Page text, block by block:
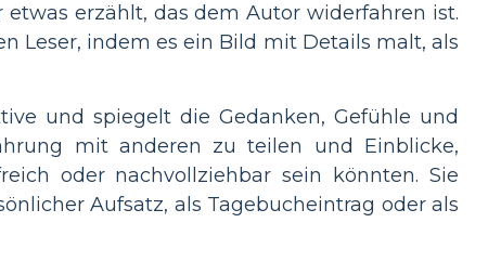
erzählt, das dem Autor widerfahren ist.
Leser, indem es ein Bild mit Details malt, als
und spiegelt die Gedanken, Gefühle und
mit anderen zu teilen und Einblicke,
oder nachvollziehbar sein könnten. Sie
Aufsatz, als Tagebucheintrag oder als